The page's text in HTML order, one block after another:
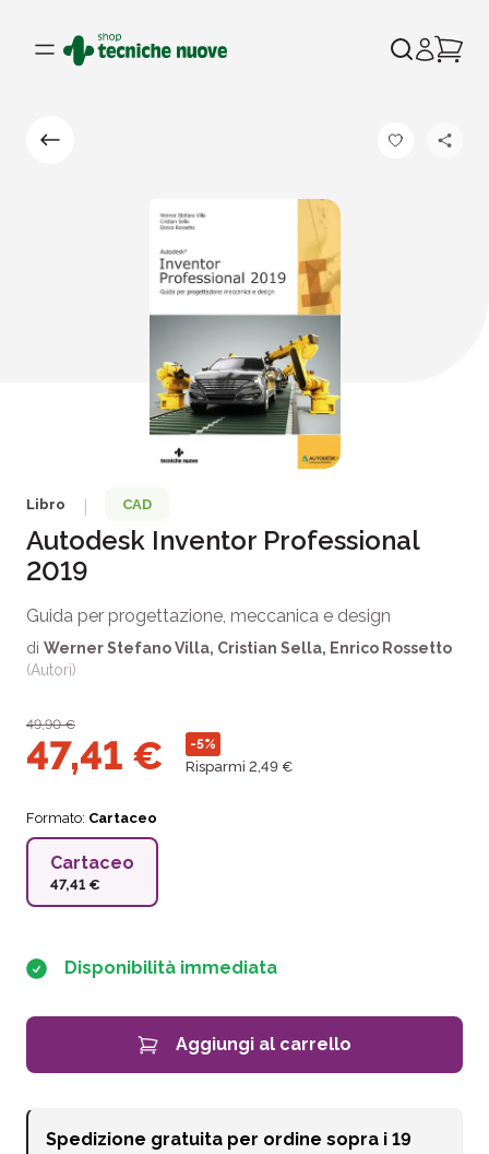
Libro CAD
Autodesk Inventor Professional
2019
Guida per progettazione, meccanica e design
di Werner Stefano Villa, Cristian Sella, Enrico Rossetto
(Autori)
49,90€
47,41 € -5%
Risparmi 2,49 €
Formato: Cartaceo
Cartaceo
47,41 €
Disponibilità immediata
Aggiungi al carrello
Spedizione gratuita per ordine sopra i 19